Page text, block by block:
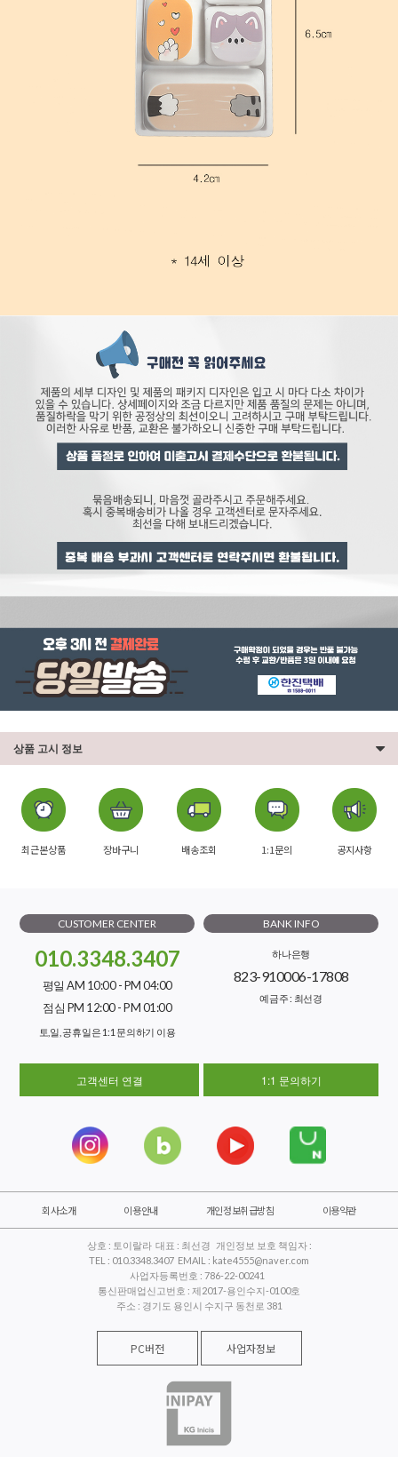
상품 고시 정보
최근본상품 장바구니 배송조회 1:1문의 공지사항
CUSTOMER CENTER
010.3348.3407
평일 AM 10:00 - PM 04:00
점심 PM 12:00 - PM 01:00
토,일, 공휴일은 1:1 문의하기 이용
BANK INFO
하나은행
823-910006-17808
예금주 : 최선경
고객센터 연결 1:1 문의하기
회사소개 이용안내 개인정보취급방침 이용약관
상호 : 토이랄라 대표 : 최선경 개인정보 보호 책임자 :
TEL : 010.3348.3407 EMAIL : kate4555@naver.com
사업자등록번호 : 786-22-00241
통신판매업신고번호 : 제2017-용인수지-0100호
주소 : 경기도 용인시 수지구 동천로 381
PC버전 사업자정보